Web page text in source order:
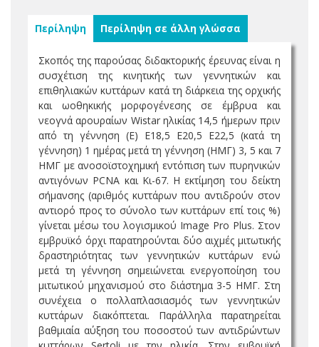
Περίληψη Περίληψη σε άλλη γλώσσα
Σκοπός της παρούσας διδακτορικής έρευνας είναι η
συσχέτιση της κινητικής των γεννητικών και
επιθηλιακών κυττάρων κατά τη διάρκεια της ορχικής
και ωοθηκικής μορφογένεσης σε έμβρυα και
νεογνά αρουραίων Wistar ηλικίας 14,5 ήμερων πριν
από τη γέννηση (Ε) Ε18,5 Ε20,5 Ε22,5 (κατά τη
γέννηση) 1 ημέρας μετά τη γέννηση (ΗΜΓ) 3, 5 και 7
ΗΜΓ με ανοσοϊστοχημική εντόπιση των πυρηνικών
αντιγόνων PCNA και Κι-67. Η εκτίμηση του δείκτη
σήμανσης (αριθμός κυττάρων που αντιδρούν στον
αντιορό προς το σύνολο των κυττάρων επί τοις %)
γίνεται μέσω του λογισμικού Image Pro Plus. Στον
εμβρυϊκό όρχι παρατηρούνται δύο αιχμές μιτωτικής
δραστηριότητας των γεννητικών κυττάρων ενώ
μετά τη γέννηση σημειώνεται ενεργοποίηση του
μιτωτικού μηχανισμού στο διάστημα 3-5 ΗΜΓ. Στη
συνέχεια ο πολλαπλασιασμός των γεννητικών
κυττάρων διακόπτεται. Παράλληλα παρατηρείται
βαθμιαία αύξηση του ποσοστού των αντιδρώντων